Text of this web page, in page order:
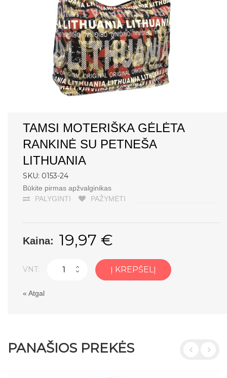
TAMSI MOTERIŠKA GĖLĖTA
RANKINĖ SU PETNEŠA
LITHUANIA
SKU: 0153-24
Būkite pirmas apžvalginikas
PALYGINTI
PAŽYMĖTI
Kaina: 19,97 €
VNT: Į KREPŠELĮ
« Atgal
PANAŠIOS PREKĖS